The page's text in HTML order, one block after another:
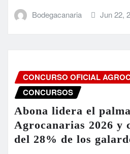
Bodegacanaria Jun 22,
CONCURSO OFICIAL
CONCURSOS
Abona lidera el
Agrocanarias 2026 y
del 28% de los